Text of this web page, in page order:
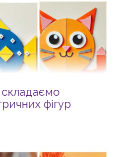
складаємо
фігур